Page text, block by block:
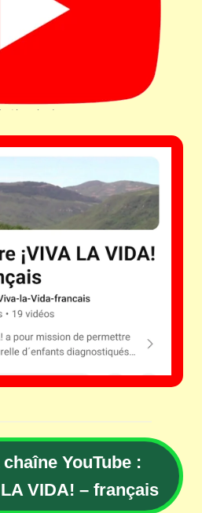
YouTube :
VIDA! – français